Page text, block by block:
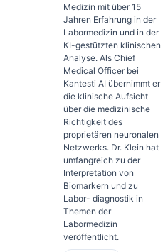
Medizin mit über 15
Jahren Erfahrung in der
Labormedizin und in der
KI-gestützten klinischen
Analyse. Als Chief
Medical Officer bei
Kantesti AI übernimmt er
die klinische Aufsicht
über die medizinische
Richtigkeit des
proprietären neuronalen
Netzwerks. Dr. Klein hat
umfangreich zu der
Interpretation von
Biomarkern und zu
Labor- diagnostik in
Themen der
Labormedizin
veröffentlicht.